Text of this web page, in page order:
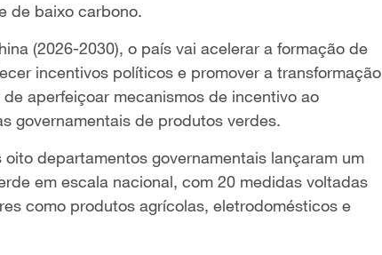
de baixo carbono.
(2026-2030), o país vai acelerar a formação de
incentivos políticos e promover a transformação
aperfeiçoar mecanismos de incentivo ao
governamentais de produtos verdes.
departamentos governamentais lançaram um
em escala nacional, com 20 medidas voltadas
como produtos agrícolas, eletrodomésticos e